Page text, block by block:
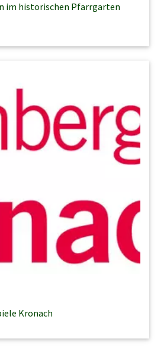
im historischen Pfarrgarten
Kronach